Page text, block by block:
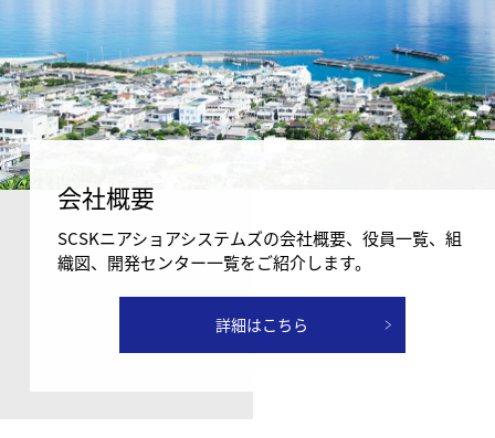
会社概要
SCSKニアショアシステムズの会社概要、役員一覧、組
織図、開発センター一覧をご紹介します。
詳細はこちら